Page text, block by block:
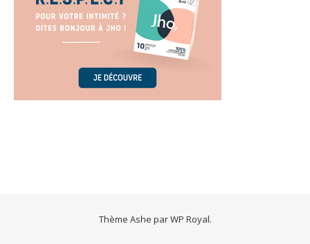
Thème Ashe parWP Royal.